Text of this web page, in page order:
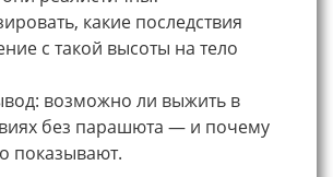
какие последствия
с такой высоты на тело
возможно ли выжить в
без парашюта — и почему
показывают.